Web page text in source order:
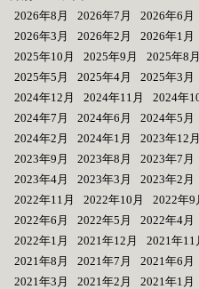
2026年8月
2026年7月 2026年6月
2026年3月
2026年2月 2026年1月
2025年10月
2025年9月 2025年8月
2025年5月
2025年4月 2025年3月
2024年12月
2024年11月 2024年
2024年7月
2024年6月 2024年5月
2024年2月
2024年1月 2023年12月
2023年9月
2023年8月 2023年7月
2023年4月
2023年3月 2023年2月
2022年11月
2022年10月 2022年9
2022年6月
2022年5月 2022年4月
2022年1月
2021年12月 2021年11
2021年8月
2021年7月 2021年6月
2021年3月
2021年2月 2021年1月